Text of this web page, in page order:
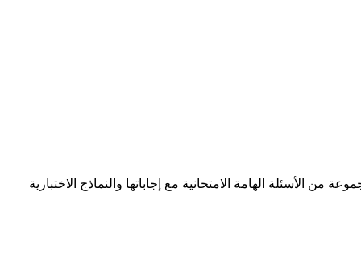
الأسئلة الهامة الامتحانية مع إجاباتها والنماذج الاختبارية